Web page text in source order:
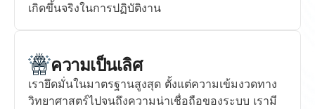
เกิดขึ้นจริงในการปฏิบัติงาน
ความเป็นเลิศ
เรายึดมั่นในมาตรฐานสูงสุด ตั้งแต่ความเข้มงวดทาง
วิทยาศาสตร์ไปจนถึงความน่าเชื่อถือของระบบ เรามี